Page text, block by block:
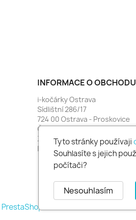
INFORMACE O OBCHODU
i-kočárky Ostrava
Sídlištní 286/17
724 00 Ostrava - Proskovice
Česko
Zavolejte nám:774 481 664
Napište nám:i-
Tyto stránky používaji
Souhlasíte s jejich
počítači?
Nesouhlasím